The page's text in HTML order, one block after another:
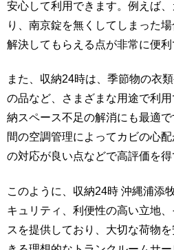
安心して利用できます。例えば
り、南京錠を無くしてしまった
解決してもらえる点が非常に便利
また、収納24時は、季節物の衣
の品など、さまざまな用途で利
納スペース不足の解消にも最適
間の空調管理によってカビの心
の対応が良い点などで高評価を得
このように、収納24時 沖縄浦添
キュリティ、利便性の高い立地
スを提供しており、大切な荷物